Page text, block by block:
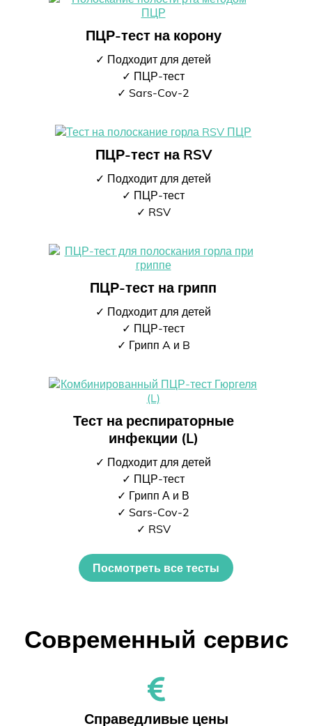
ПЦР-тест на корону
✓ Подходит для детей
✓ ПЦР-тест
✓ Sars-Cov-2
ПЦР-тест на RSV
✓ Подходит для детей
✓ ПЦР-тест
✓ RSV
ПЦР-тест на грипп
✓ Подходит для детей
✓ ПЦР-тест
✓ Грипп A и B
Тест на респираторные
инфекции (L)
✓ Подходит для детей
✓ ПЦР-тест
✓ Грипп А и В
✓ Sars-Cov-2
✓ RSV
Посмотреть все тесты
Современный сервис
Справедливые цены